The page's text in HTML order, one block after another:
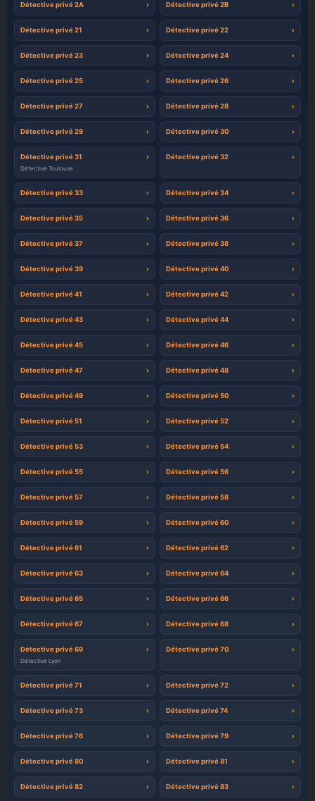
Détective privé 2A Détective privé 2B
Détective privé 21 Détective privé 22
Détective privé 23 Détective privé 24
Détective privé 25 Détective privé 26
Détective privé 27 Détective privé 28
Détective privé 29 Détective privé 30
Détective privé 31
Détective Toulouse
Détective privé 32
Détective privé 33 Détective privé 34
Détective privé 35 Détective privé 36
Détective privé 37 Détective privé 38
Détective privé 39 Détective privé 40
Détective privé 41 Détective privé 42
Détective privé 43 Détective privé 44
Détective privé 45 Détective privé 46
Détective privé 47 Détective privé 48
Détective privé 49 Détective privé 50
Détective privé 51 Détective privé 52
Détective privé 53 Détective privé 54
Détective privé 55 Détective privé 56
Détective privé 57 Détective privé 58
Détective privé 59 Détective privé 60
Détective privé 61 Détective privé 62
Détective privé 63 Détective privé 64
Détective privé 65 Détective privé 66
Détective privé 67 Détective privé 68
Détective privé 69
Détective Lyon
Détective privé 70
Détective privé 71 Détective privé 72
Détective privé 73 Détective privé 74
Détective privé 76 Détective privé 79
Détective privé 80 Détective privé 81
Détective privé 82 Détective privé 83